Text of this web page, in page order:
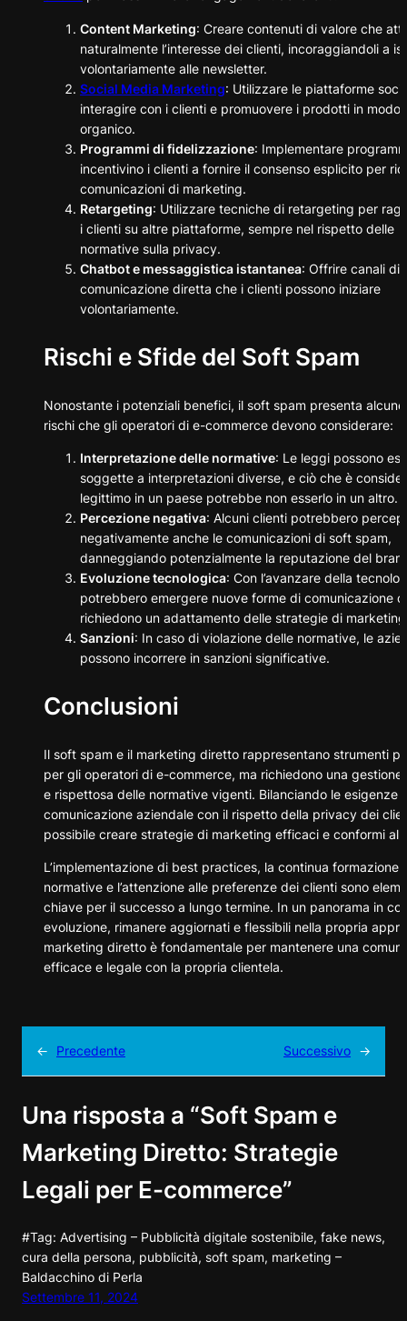
Content Marketing: Creare contenuti di valore che
naturalmente l’interesse dei clienti, incoraggiandoli a
volontariamente alle newsletter.
Social Media Marketing: Utilizzare le piattaforme
interagire con i clienti e promuovere i prodotti in modo
organico.
Programmi di fidelizzazione: Implementare
incentivino i clienti a fornire il consenso esplicito per
comunicazioni di marketing.
Retargeting: Utilizzare tecniche di retargeting per
i clienti su altre piattaforme, sempre nel rispetto delle
normative sulla privacy.
Chatbot e messaggistica istantanea: Offrire canali di
comunicazione diretta che i clienti possono iniziare
volontariamente.
Rischi e Sfide del Soft Spam
Nonostante i potenziali benefici, il soft spam presenta
rischi che gli operatori di e-commerce devono considerare:
Interpretazione delle normative: Le leggi possono
soggette a interpretazioni diverse, e ciò che è
legittimo in un paese potrebbe non esserlo in un altro.
Percezione negativa: Alcuni clienti potrebbero
negativamente anche le comunicazioni di soft spam,
danneggiando potenzialmente la reputazione del
Evoluzione tecnologica: Con l’avanzare della
potrebbero emergere nuove forme di comunicazione
richiedono un adattamento delle strategie di
Sanzioni: In caso di violazione delle normative, le
possono incorrere in sanzioni significative.
Conclusioni
Il soft spam e il marketing diretto rappresentano strumenti
per gli operatori di e-commerce, ma richiedono una
e rispettosa delle normative vigenti. Bilanciando le esigenze
comunicazione aziendale con il rispetto della privacy dei
possibile creare strategie di marketing efficaci e conformi
L’implementazione di best practices, la continua formazione
normative e l’attenzione alle preferenze dei clienti sono
chiave per il successo a lungo termine. In un panorama in
evoluzione, rimanere aggiornati e flessibili nella propria
marketing diretto è fondamentale per mantenere una
efficace e legale con la propria clientela.
← Precedente Successivo →
Una risposta a “Soft Spam e
Marketing Diretto: Strategie
Legali per E-commerce”
#Tag: Advertising – Pubblicità digitale sostenibile, fake news,
cura della persona, pubblicità, soft spam, marketing –
Baldacchino di Perla
Settembre 11, 2024